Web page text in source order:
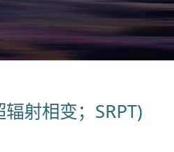
射相变；SRPT)